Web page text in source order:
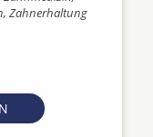
Zahnerhaltung